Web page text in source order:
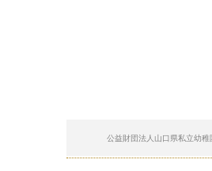
公益財団法人山口県私立幼稚